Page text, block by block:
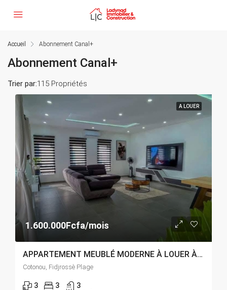
Accueil Abonnement Canal+
Abonnement Canal+
115 Propriétés
Trier par:
A LOUER
1.600.000Fcfa/mois
APPARTEMENT MEUBLÉ MODERNE À LOUER À COTONOU FIDJROSSÈ PLAGE
Cotonou, Fidjrossè Plage
3 3 3